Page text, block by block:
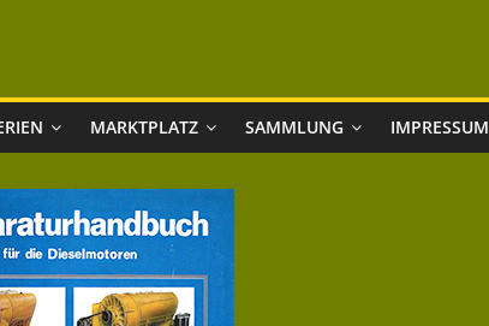
MARKTPLATZ SAMMLUNG IMPRESSUM